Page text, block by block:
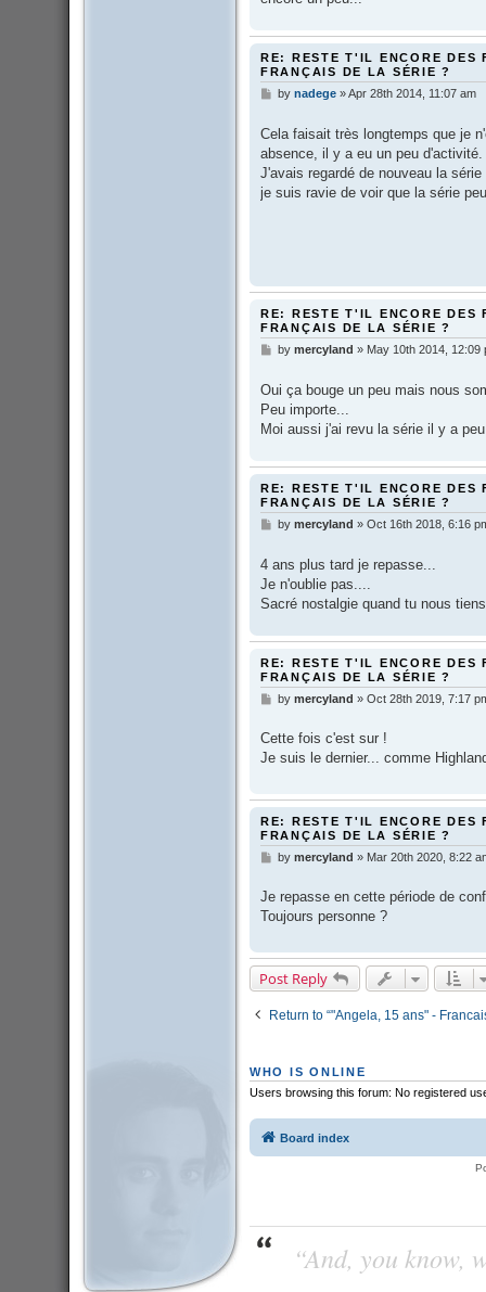
RE: RESTE T'IL ENCORE DES
FRANÇAIS DE LA SÉRIE ?
P
t
by nadege»Apr 28th 2014, 11:07 am
Cela faisait très longtemps que je
absence, il y a eu un peu d'activité.
J'avais regardé de nouveau la
je suis ravie de voir que la série
RE: RESTE T'IL ENCORE DES
FRANÇAIS DE LA SÉRIE ?
P
t
by mercyland » May 10th 2014, 12:09
Oui ça bouge un peu mais nous
Peu importe...
Moi aussi j'ai revu la série il y a
RE: RESTE T'IL ENCORE DES
FRANÇAIS DE LA SÉRIE ?
P
t
by mercyland » Oct 16th 2018, 6:16
4 ans plus tard je repasse...
Je n'oublie pas....
Sacré nostalgie quand tu nous
RE: RESTE T'IL ENCORE DES
FRANÇAIS DE LA SÉRIE ?
P
t
by mercyland » Oct 28th 2019, 7:17
Cette fois c'est sur !
Je suis le dernier... comme
RE: RESTE T'IL ENCORE DES
FRANÇAIS DE LA SÉRIE ?
P
t
by mercyland » Mar 20th 2020, 8:22
Je repasse en cette période de
Toujours personne ?
Post Reply
Return to “"Angela, 15 ans" -
WHO IS ONLINE
Users browsing this forum: No registered
Board index
“And, you